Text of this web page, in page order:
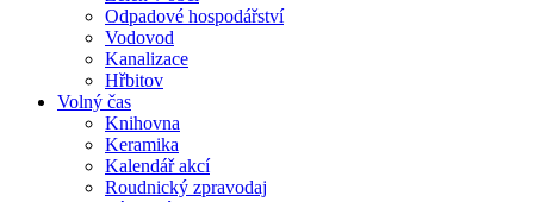
Odpadové hospodářství
Vodovod
Kanalizace
Hřbitov
Volný čas
Knihovna
Keramika
Kalendář akcí
Roudnický zpravodaj